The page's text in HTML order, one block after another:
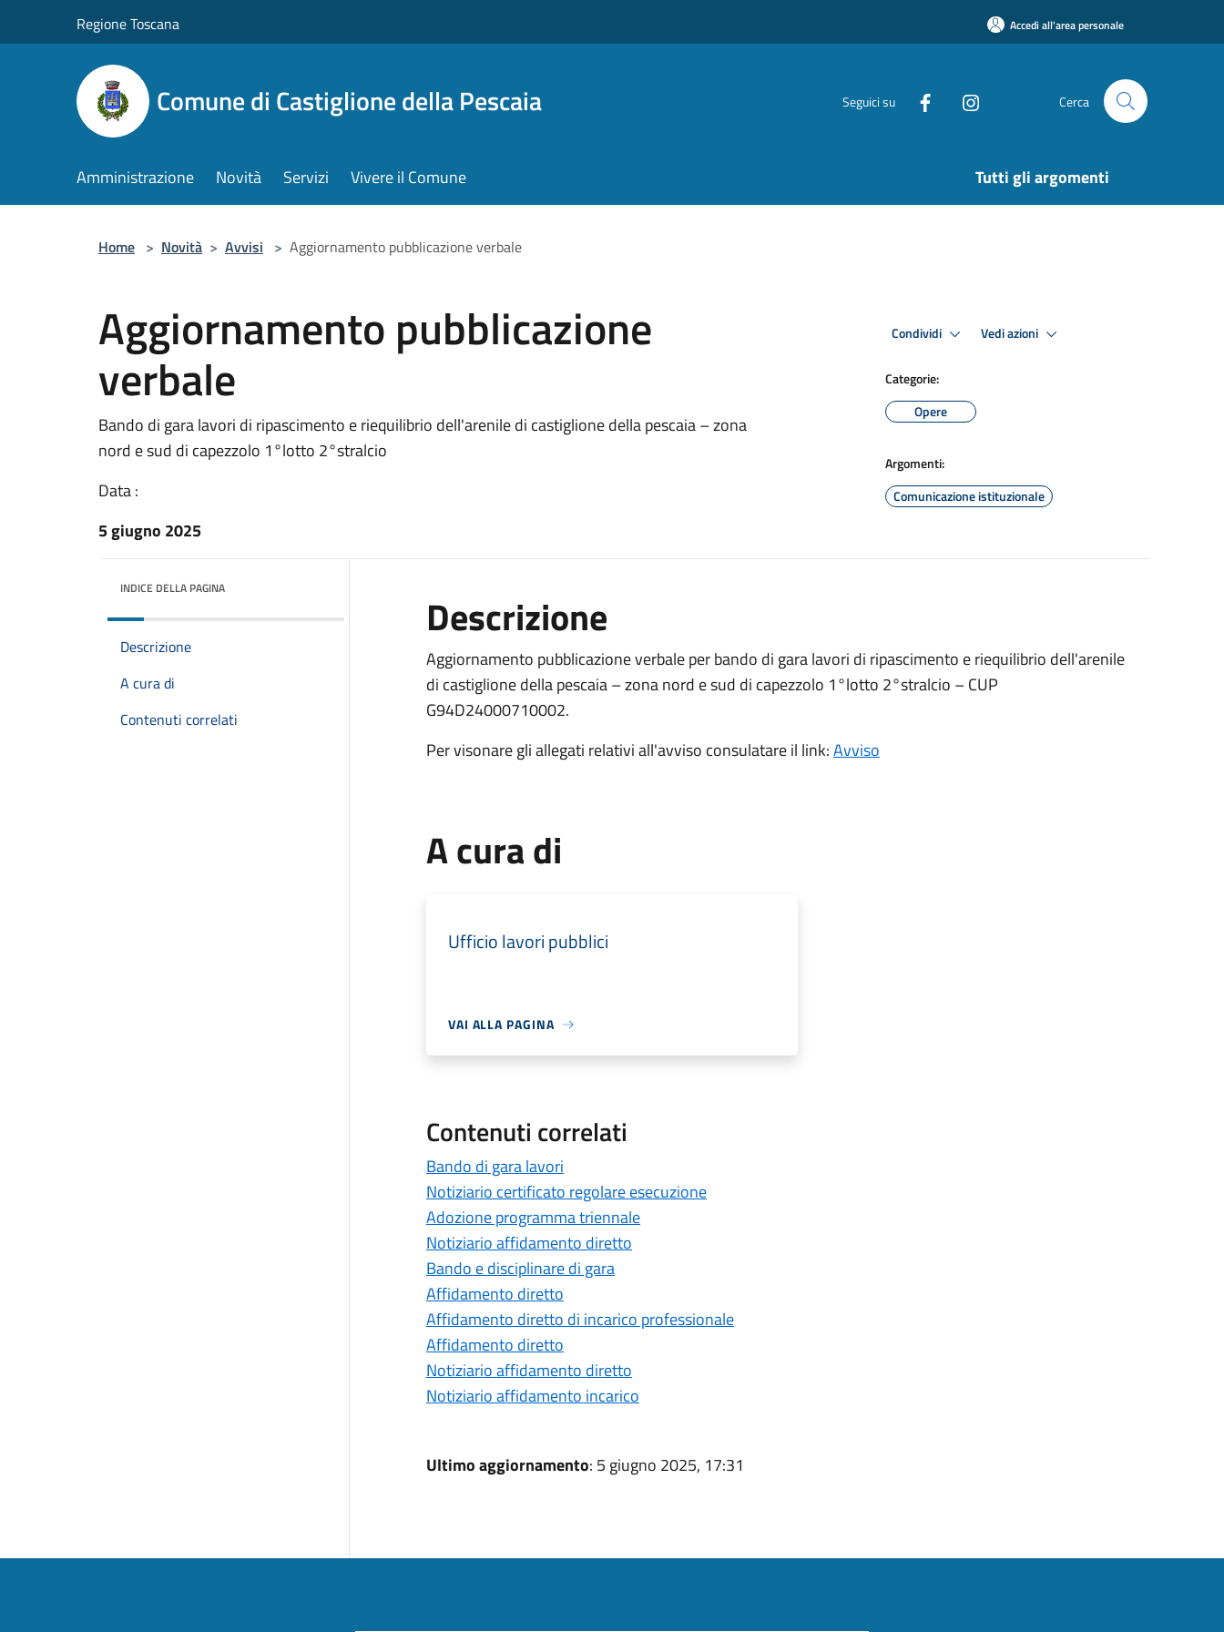
Regione Toscana Accedi all'area personale
Comune di Castiglione della Pescaia Seguici su Cerca
Amministrazione Novità Servizi Vivere il Comune Tutti gli argomenti
Home > Novità > Avvisi > Aggiornamento pubblicazione verbale
Aggiornamento pubblicazione
verbale
Bando di gara lavori di ripascimento e riequilibrio dell'arenile di castiglione della pescaia – zona
nord e sud di capezzolo 1°lotto 2°stralcio
Data :
5 giugno 2025
Condividi Vedi azioni
Categorie:
Opere
Argomenti:
Comunicazione istituzionale
INDICE DELLA PAGINA
Descrizione
A cura di
Contenuti correlati
Descrizione
Aggiornamento pubblicazione verbale per bando di gara lavori di ripascimento e riequilibrio dell'arenile
di castiglione della pescaia – zona nord e sud di capezzolo 1°lotto 2°stralcio – CUP
G94D24000710002.
Per visonare gli allegati relativi all'avviso consulatare il link:Avviso
A cura di
Ufficio lavori pubblici
VAI ALLA PAGINA
Contenuti correlati
Bando di gara lavori
Notiziario certificato regolare esecuzione
Adozione programma triennale
Notiziario affidamento diretto
Bando e disciplinare di gara
Affidamento diretto
Affidamento diretto di incarico professionale
Affidamento diretto
Notiziario affidamento diretto
Notiziario affidamento incarico
Ultimo aggiornamento: 5 giugno 2025, 17:31